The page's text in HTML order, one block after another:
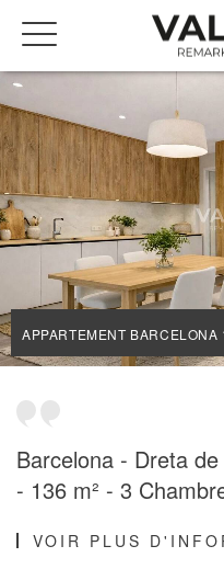
ACCUEIL
APPARTEMENT BARCELONA
Barcelona - Dreta
- 136 m² - 3
VOIR PLUS